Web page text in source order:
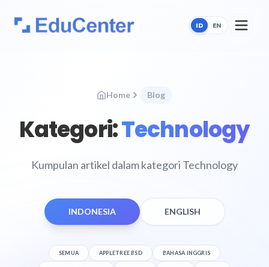
ID EN
Home Blog
Kategori:Technology
Kumpulan artikel dalam kategori Technology
INDONESIA ENGLISH
SEMUA APPLETREE BSD BAHASA INGGRIS